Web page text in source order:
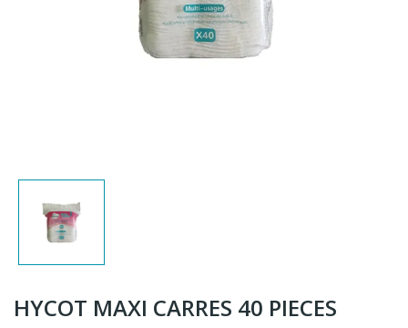
HYCOT MAXI CARRES 40 PIECES